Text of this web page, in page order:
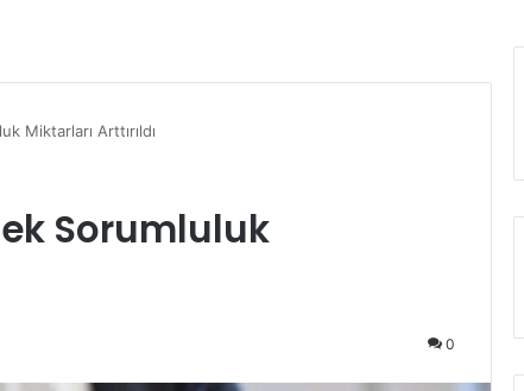
Miktarları Arttırıldı
Sorumluluk
0